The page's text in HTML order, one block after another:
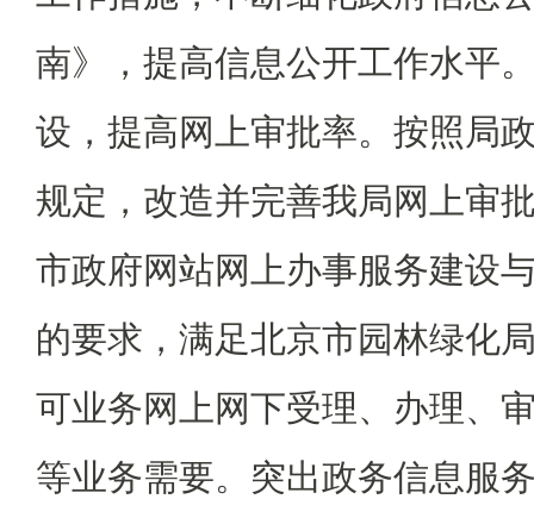
南》，提高信息公开工作水平
设，提高网上审批率。按照局
规定，改造并完善我局网上审
市政府网站网上办事服务建设
的要求，满足北京市园林绿化
可业务网上网下受理、办理、
等业务需要。突出政务信息服